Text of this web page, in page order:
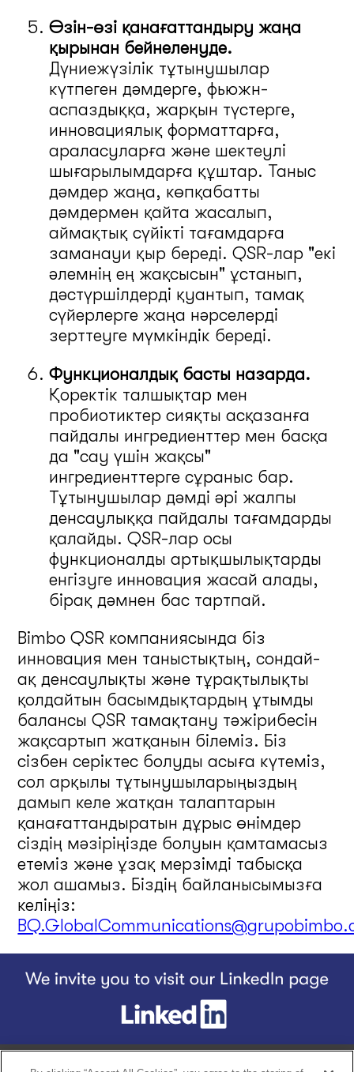
Өзін-өзі қанағаттандыру жаңа
қырынан бейнеленуде.
Дүниежүзілік тұтынушылар
күтпеген дәмдерге, фьюжн-
аспаздыққа, жарқын түстерге,
инновациялық форматтарға,
араласуларға және шектеулі
шығарылымдарға құштар. Таныс
дәмдер жаңа, көпқабатты
дәмдермен қайта жасалып,
аймақтық сүйікті тағамдарға
заманауи қыр береді. QSR-лар "екі
әлемнің ең жақсысын" ұстанып,
дәстүршілдерді қуантып, тамақ
сүйерлерге жаңа нәрселерді
зерттеуге мүмкіндік береді.
Функционалдық басты назарда.
Қоректік талшықтар мен
пробиотиктер сияқты асқазанға
пайдалы ингредиенттер мен басқа
да "сау үшін жақсы"
ингредиенттерге сұраныс бар.
Тұтынушылар дәмді әрі жалпы
денсаулыққа пайдалы тағамдарды
қалайды. QSR-лар осы
функционалды артықшылықтарды
енгізуге инновация жасай алады,
бірақ дәмнен бас тартпай.
Bimbo QSR компаниясында біз
инновация мен таныстықтың, сондай-
ақ денсаулықты және тұрақтылықты
қолдайтын басымдықтардың ұтымды
балансы QSR тамақтану тәжірибесін
жақсартып жатқанын білеміз. Біз
сізбен серіктес болуды асыға күтеміз,
сол арқылы тұтынушыларыңыздың
дамып келе жатқан талаптарын
қанағаттандыратын дұрыс өнімдер
сіздің мәзіріңізде болуын қамтамасыз
етеміз және ұзақ мерзімді табысқа
жол ашамыз. Біздің байланысымызға
келіңіз: